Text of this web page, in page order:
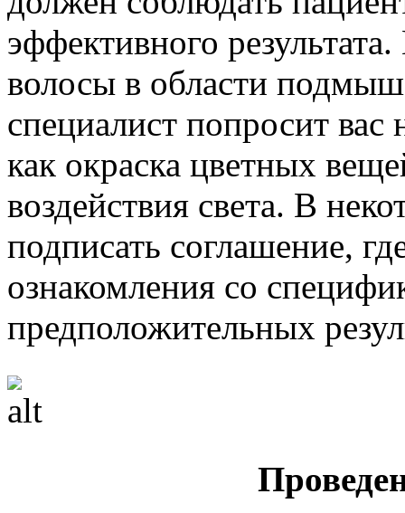
эффективного
волосы в области
специалист попросит вас
как окраска цветных
воздействия света. В
подписать соглашение,
ознакомления со
предположительных